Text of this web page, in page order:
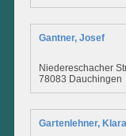
Gantner, Josef
Niedereschacher
78083 Dauchingen
Gartenlehner,